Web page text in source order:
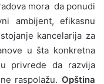
mora da ponudi
ambijent, efikasnu
kancelarija za
u šta konkretna
privrede da razvija
raspolažu. Opština